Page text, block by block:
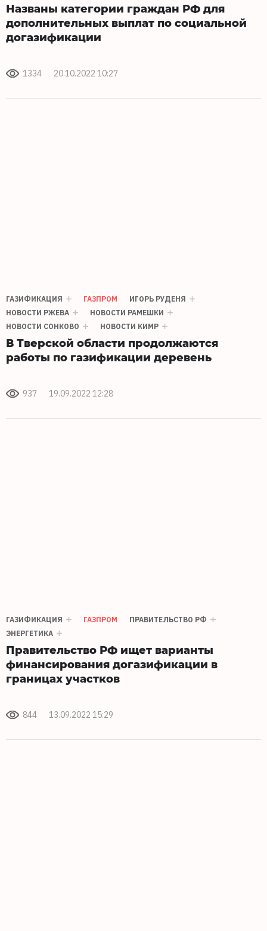
Названы категории граждан РФ для
дополнительных выплат по социальной
догазификации
1334 20.10.2022 10:27
ГАЗИФИКАЦИЯ ГАЗПРОМ
ИГОРЬ РУДЕНЯ
НОВОСТИ РЖЕВА
НОВОСТИ РАМЕШКИ
НОВОСТИ СОНКОВО
НОВОСТИ КИМР
В Тверской области продолжаются
работы по газификации деревень
937 19.09.2022 12:28
ГАЗИФИКАЦИЯ ГАЗПРОМ
ПРАВИТЕЛЬСТВО РФ
ЭНЕРГЕТИКА
Правительство РФ ищет варианты
финансирования догазификации в
границах участков
844 13.09.2022 15:29